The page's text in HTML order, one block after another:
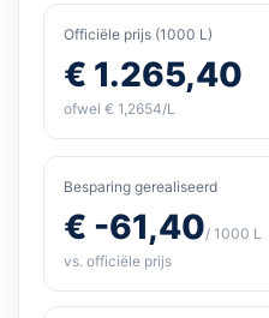
Officiële prijs (1000 L)
€ 1.265,40
ofwel € 1,2654/L
Besparing gerealiseerd
€ -61,40/ 1000 L
vs. officiële prijs